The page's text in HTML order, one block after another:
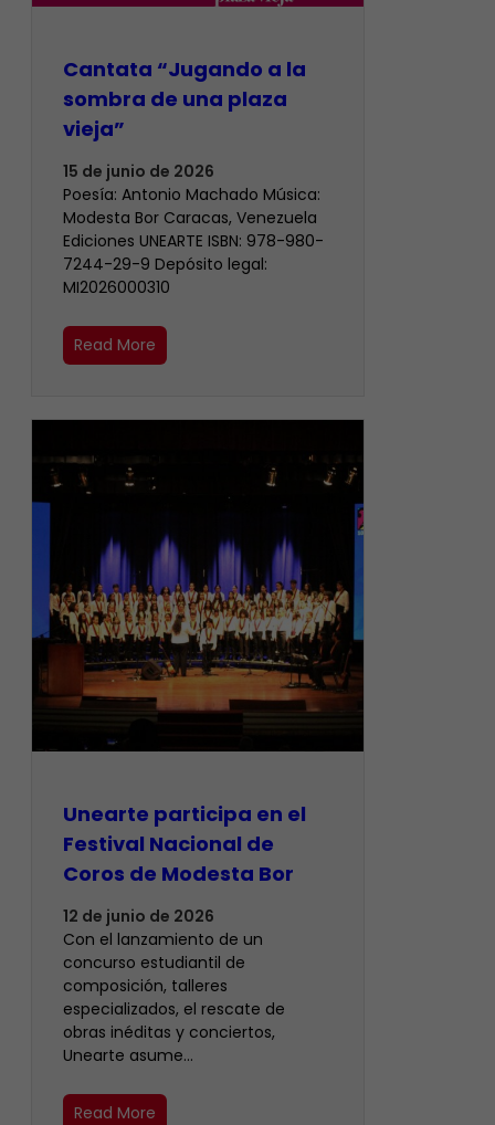
Cantata “Jugando a la
sombra de una plaza
vieja”
15 de junio de 2026
Poesía: Antonio Machado Música:
Modesta Bor Caracas, Venezuela
Ediciones UNEARTE ISBN: 978-980-
7244-29-9 Depósito legal:
MI2026000310
Read More
Unearte participa en el
Festival Nacional de
Coros de Modesta Bor
12 de junio de 2026
​Con el lanzamiento de un
concurso estudiantil de
composición, talleres
especializados, el rescate de
obras inéditas y conciertos,
Unearte asume…
Read More